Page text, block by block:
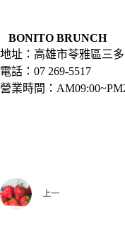
BONITO BRUNCH
地址：高雄市苓雅區三
電話：07 269-5517
營業時間：
上一